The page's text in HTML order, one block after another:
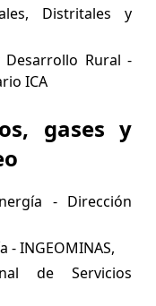
Distritales y
Rural -
ICA
gases y
- Dirección
- INGEOMINAS,
de Servicios